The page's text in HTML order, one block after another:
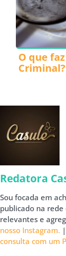
O que
Criminal?
Redatora
Sou focada em
publicado na
relevantes e
nosso Instagram. |
consulta com um